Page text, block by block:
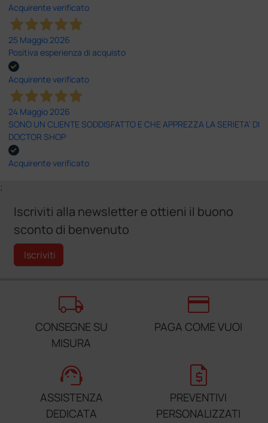
Acquirente verificato
25 Maggio 2026
Positiva esperienza di acquisto
Acquirente verificato
24 Maggio 2026
SONO UN CLIENTE SODDISFATTO E CHE APPREZZA LA SERIETA' DI
DOCTOR SHOP
Acquirente verificato
;
Iscriviti alla newsletter e ottieni il buono
sconto di benvenuto
Iscriviti
local_shipping
CONSEGNE SU
MISURA
credit_card
PAGA COME VUOI
support_agent
ASSISTENZA
DEDICATA
request_quote
PREVENTIVI
PERSONALIZZATI